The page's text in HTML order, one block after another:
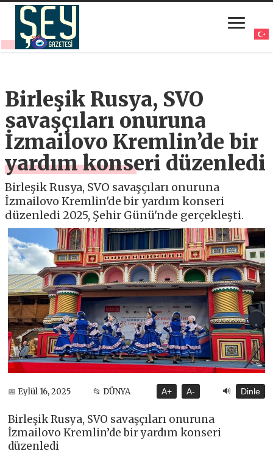
Birleşik Rusya, SVO
savaşçıları onuruna
İzmailovo Kremlin’de bir
yardım konseri düzenledi
Birleşik Rusya, SVO savaşçıları onuruna
İzmailovo Kremlin'de bir yardım konseri
düzenledi 2025, Şehir Günü'nde gerçekleşti.
📅 Eylül 16, 2025 📂 DÜNYA A+ A- 🔊 Dinle
Birleşik Rusya, SVO savaşçıları onuruna
İzmailovo Kremlin’de bir yardım konseri
düzenledi